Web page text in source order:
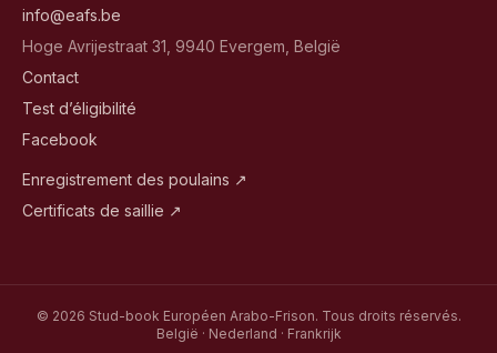
info@eafs.be
Hoge Avrijestraat 31, 9940 Evergem, België
Contact
Test d’éligibilité
Facebook
Enregistrement des poulains ↗
Certificats de saillie ↗
© 2026 Stud-book Européen Arabo-Frison. Tous droits réservés.
België · Nederland · Frankrijk